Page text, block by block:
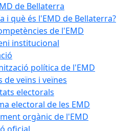
de Bellaterra
i què és l'EMD de Bellaterra?
de l'EMD
institucional
política de l'EMD
de veïns i veïnes
electorals
electoral de les EMD
orgànic de l'EMD